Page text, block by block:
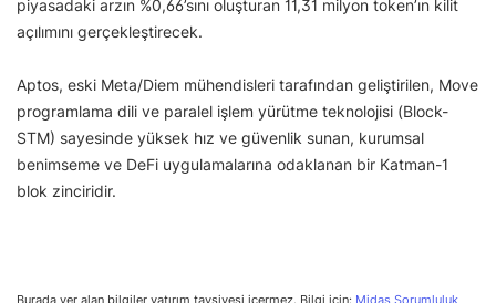
piyasadaki arzın %0,66’sını oluşturan 11,31 milyon token’ın kilit
açılımını gerçekleştirecek.
Aptos, eski Meta/Diem mühendisleri tarafından geliştirilen, Move
programlama dili ve paralel işlem yürütme teknolojisi (Block-
STM) sayesinde yüksek hız ve güvenlik sunan, kurumsal
benimseme ve DeFi uygulamalarına odaklanan bir Katman-1
blok zinciridir.